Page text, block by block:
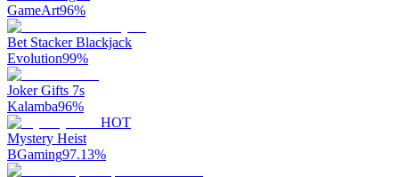
GameArt96%
Bet Stacker Blackjack
Evolution99%
Joker Gifts 7s
Kalamba96%
HOT
Mystery Heist
BGaming97.13%